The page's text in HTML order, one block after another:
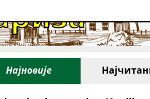
Најновије